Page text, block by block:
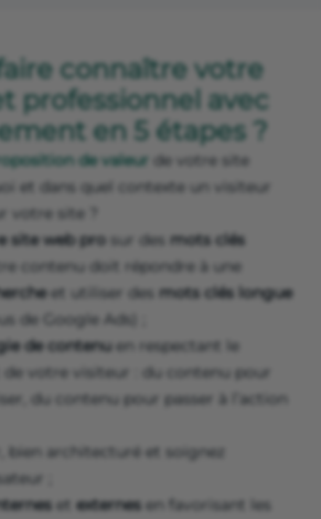
connaître votre
professionnel avec
en 5 étapes ?
de valeur de votre site
et dans quel contexte un visiteur
votre site ?
site web pro sur des mots clés
contenu doit répondre à une
et utiliser des mots clés longue
de Google Ads) ;
de contenuen respectant le
de votre visiteur : du contenu pour
du contenu pour passer à l’action
bien architecturé et soignez
;
et externes en favorisant les